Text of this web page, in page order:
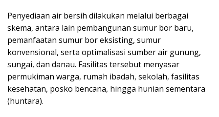
Penyediaan air bersih dilakukan melalui berbagai
skema, antara lain pembangunan sumur bor baru,
pemanfaatan sumur bor eksisting, sumur
konvensional, serta optimalisasi sumber air gunung,
sungai, dan danau. Fasilitas tersebut menyasar
permukiman warga, rumah ibadah, sekolah, fasilitas
kesehatan, posko bencana, hingga hunian sementara
(huntara).